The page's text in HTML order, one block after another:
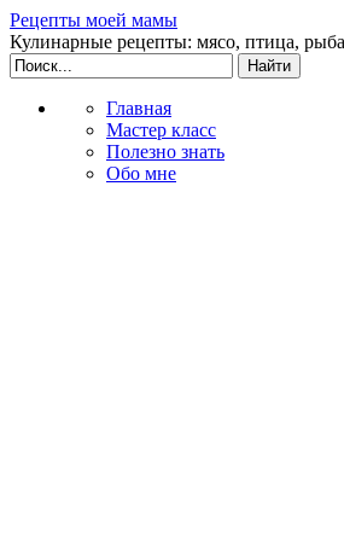
Рецепты моей мамы
Кулинарные рецепты: мясо, птица,
Главная
Мастер класс
Полезно знать
Обо мне